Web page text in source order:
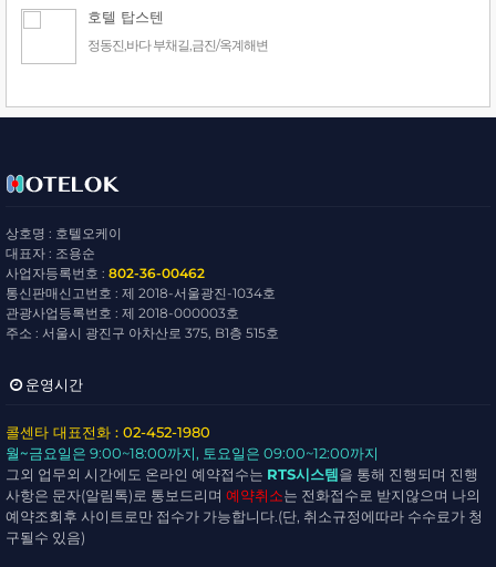
호텔 탑스텐
정동진,바다 부채길,금진/옥계해변
상호명 : 호텔오케이
대표자 : 조용순
사업자등록번호 : 802-36-00462
통신판매신고번호 : 제 2018-서울광진-1034호
관광사업등록번호 : 제 2018-000003호
주소 : 서울시 광진구 아차산로 375, B1층 515호
운영시간
콜센타 대표전화 : 02-452-1980
월~금요일은 9:00~18:00까지, 토요일은 09:00~12:00까지
그외 업무외 시간에도 온라인 예약접수는 RTS시스템을 통해 진행되며 진행
사항은 문자(알림톡)로 통보드리며 예약취소는 전화접수로 받지않으며 나의
예약조회후 사이트로만 접수가 가능합니다.(단, 취소규정에따라 수수료가 청
구될수 있음)